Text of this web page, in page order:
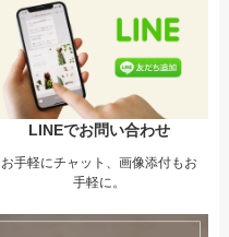
LINEでお問い合わせ
お手軽にチャット、画像添付もお
手軽に。